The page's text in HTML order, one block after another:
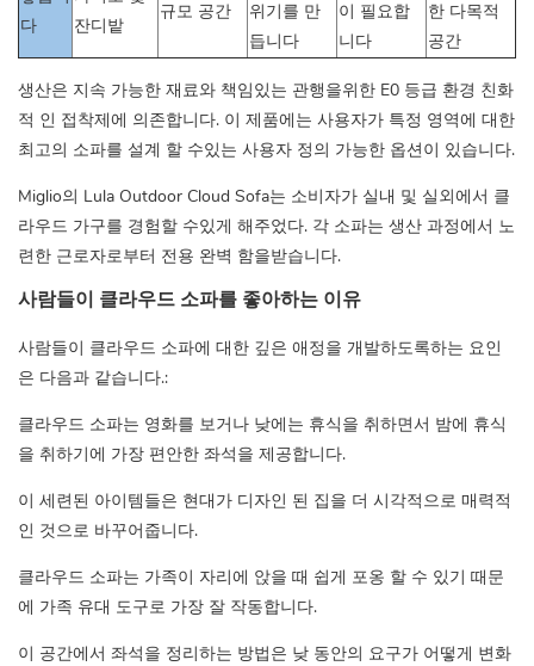
다
잔디밭
규모 공간
위기를 만
듭니다
이 필요합
니다
한 다목적
공간
생산은 지속 가능한 재료와 책임있는 관행을위한 E0 등급 환경 친화
적 인 접착제에 의존합니다. 이 제품에는 사용자가 특정 영역에 대한
최고의 소파를 설계 할 수있는 사용자 정의 가능한 옵션이 있습니다.
Miglio의 Lula Outdoor Cloud Sofa는 소비자가 실내 및 실외에서 클
라우드 가구를 경험할 수있게 해주었다. 각 소파는 생산 과정에서 노
련한 근로자로부터 전용 완벽 함을받습니다.
사람들이 클라우드 소파를 좋아하는 이유
사람들이 클라우드 소파에 대한 깊은 애정을 개발하도록하는 요인
은 다음과 같습니다.:
클라우드 소파는 영화를 보거나 낮에는 휴식을 취하면서 밤에 휴식
을 취하기에 가장 편안한 좌석을 제공합니다.
이 세련된 아이템들은 현대가 디자인 된 집을 더 시각적으로 매력적
인 것으로 바꾸어줍니다.
클라우드 소파는 가족이 자리에 앉을 때 쉽게 포옹 할 수 있기 때문
에 가족 유대 도구로 가장 잘 작동합니다.
이 공간에서 좌석을 정리하는 방법은 낮 동안의 요구가 어떻게 변화